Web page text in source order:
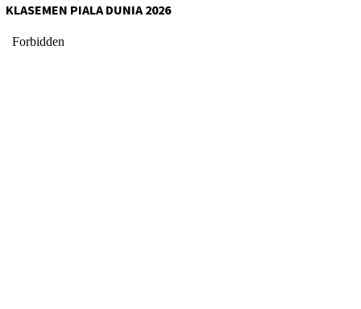
KLASEMEN PIALA DUNIA 2026